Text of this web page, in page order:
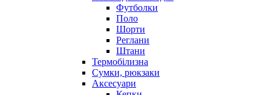
Футболки
Поло
Шорти
Реглани
Штани
Термобілизна
Сумки, рюкзаки
Аксесуари